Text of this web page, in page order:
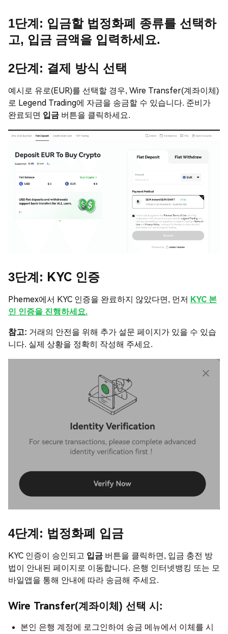
1단계: 입금할 법정화폐 종류를 선택하
고, 입금 금액을 입력하세요.
2단계: 결제 방식 선택
예시로 유로(EUR)를 선택할 경우, Wire Transfer(계좌이체)
로 Legend Trading에 자금을 송금할 수 있습니다. 준비가
완료되면 입금 버튼을 클릭하세요.
3단계: KYC 인증
Phemex에서 KYC 인증을 완료하지 않았다면, 먼저 KYC 본
인 인증을 진행하세요.
참고: 거래의 안전을 위해 추가 설문 페이지가 있을 수 있습
니다. 실제 상황을 정확히 작성해 주세요.
4단계: 법정화폐 입금
KYC 인증이 승인되고 입금 버튼을 클릭하면, 입금 충전 방
법이 안내된 페이지로 이동합니다. 은행 인터넷뱅킹 또는 모
바일앱을 통해 안내에 따라 송금해 주세요.
Wire Transfer(계좌이체) 선택 시:
본인 은행 계정에 로그인하여 송금 메뉴에서 이체를 시